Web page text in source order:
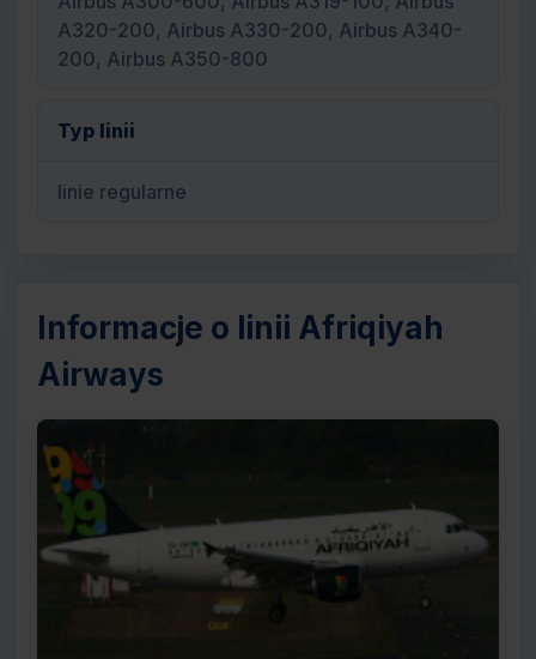
A320-200, Airbus A330-200, Airbus A340-
200, Airbus A350-800
Typ linii
linie regularne
Informacje o linii Afriqiyah
Airways